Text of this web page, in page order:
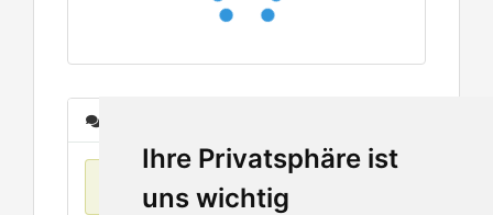
Ihre Privatsphäre ist
uns wichtig